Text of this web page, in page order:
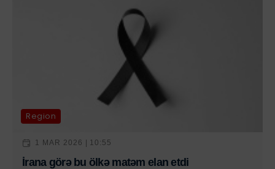
Region
1 MAR 2026 | 10:55
İrana görə bu ölkə matəm elan etdi